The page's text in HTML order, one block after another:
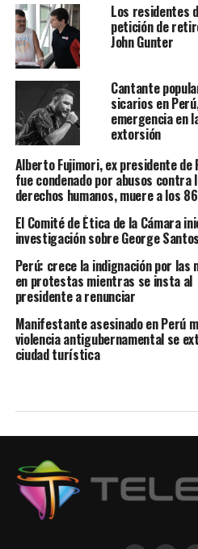
Los residentes
petición de
John Gunter
Cantante
sicarios en
emergencia en
extorsión
Alberto Fujimori, ex presidente de
fue condenado por abusos contra
derechos humanos, muere a los
El Comité de Ética de la Cámara
investigación sobre George Santos
Perú: crece la indignación por las
en protestas mientras se insta al
presidente a renunciar
Manifestante asesinado en Perú
violencia antigubernamental se
ciudad turística